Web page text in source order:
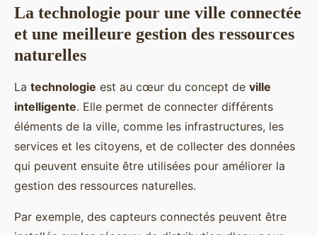
La technologie pour une ville connectée
et une meilleure gestion des ressources
naturelles
La technologie est au cœur du concept de ville
intelligente. Elle permet de connecter différents
éléments de la ville, comme les infrastructures, les
services et les citoyens, et de collecter des données
qui peuvent ensuite être utilisées pour améliorer la
gestion des ressources naturelles.
Par exemple, des capteurs connectés peuvent être